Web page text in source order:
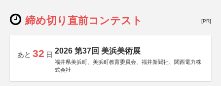
締め切り直前コンテスト [PR]
あと 32 日 2026 第37回 美浜美術展
福井県美浜町、美浜町教育委員会、福井新聞社、関西電力株
式会社